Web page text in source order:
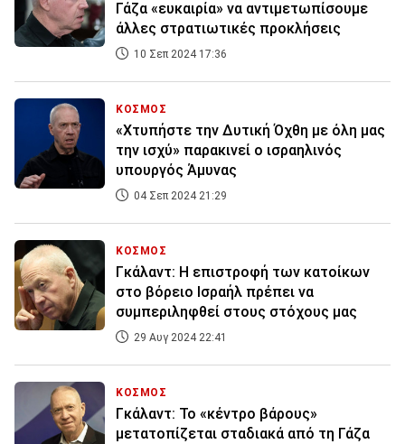
Γάζα «ευκαιρία» να αντιμετωπίσουμε
άλλες στρατιωτικές προκλήσεις
10 Σεπ 2024 17:36
ΚΟΣΜΟΣ
«Χτυπήστε την Δυτική Όχθη με όλη μας
την ισχύ» παρακινεί ο ισραηλινός
υπουργός Άμυνας
04 Σεπ 2024 21:29
ΚΟΣΜΟΣ
Γκάλαντ: Η επιστροφή των κατοίκων
στο βόρειο Ισραήλ πρέπει να
συμπεριληφθεί στους στόχους μας
29 Αυγ 2024 22:41
ΚΟΣΜΟΣ
Γκάλαντ: Το «κέντρο βάρους»
μετατοπίζεται σταδιακά από τη Γάζα